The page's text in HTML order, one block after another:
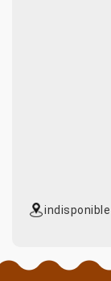
indisponible